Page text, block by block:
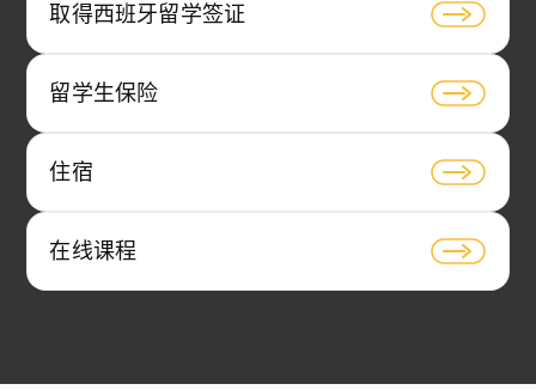
取得西班牙留学签证
留学生保险
住宿
在线课程